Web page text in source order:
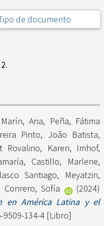
de documento
2.
Ana, Peña, Fátima
Pinto, João Batista,
Rovalino, Karen, Imhof,
, Castillo, Marlene,
Santiago, Meyatzin,
Conrero, Sofía
(2024)
en América Latina y el
9509-134-4 [Libro]